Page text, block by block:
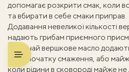
допомагає розкрити смак, коли
та вбирати в себе смаки приправ.
Додавання невеликої кількості
надають грибам приємного
Зазвичай вершкове масло
після початку смаження, або
коли рідини в сковороді майже